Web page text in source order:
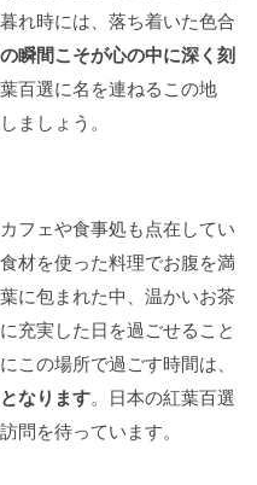
れ時には、落ち着いた色合
瞬間こそが心の中に深く刻
百選に名を連ねるこの地
ましょう。
フェや食事処も点在してい
材を使った料理でお腹を満
に包まれた中、温かいお茶
充実した日を過ごせること
この場所で過ごす時間は、
なります。日本の紅葉百選
問を待っています。